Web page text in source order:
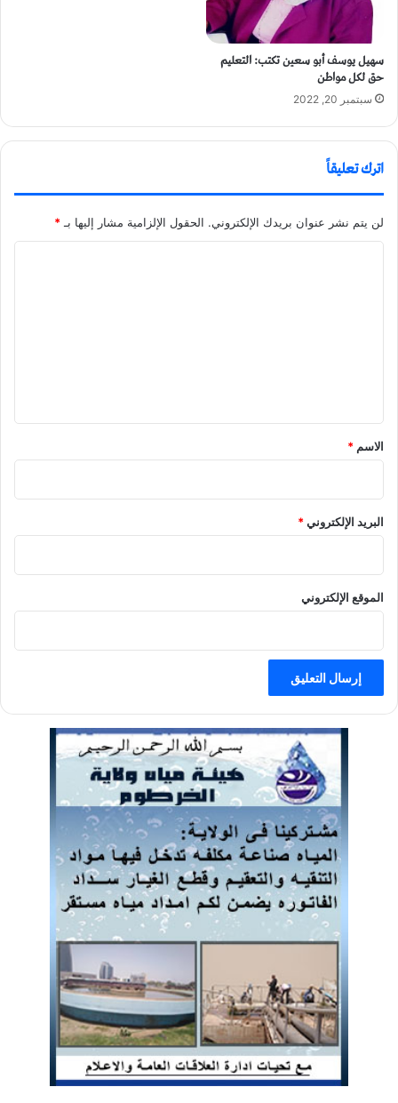
سهيل يوسف أبو سعين تكتب: التعليم
حق لكل مواطن
سبتمبر 20, 2022
اترك تعليقاً
لن يتم نشر عنوان بريدك الإلكتروني. الحقول الإلزامية مشار إليها بـ *
الاسم *
البريد الإلكتروني*
الموقع الإلكتروني